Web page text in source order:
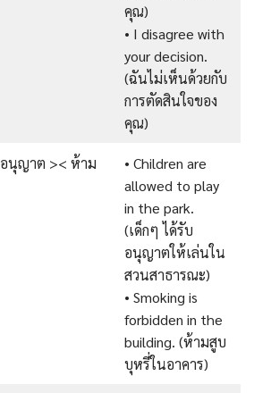
คุณ)
• I disagree with
your decision.
(ฉันไม่เห็นด้วยกับ
การตัดสินใจของ
คุณ)
อนุญาต >< ห้าม
• Children are
allowed to play
in the park.
(เด็กๆ ได้รับ
อนุญาตให้เล่นใน
สวนสาธารณะ)
• Smoking is
forbidden in the
building. (ห้ามสูบ
บุหรี่ในอาคาร)